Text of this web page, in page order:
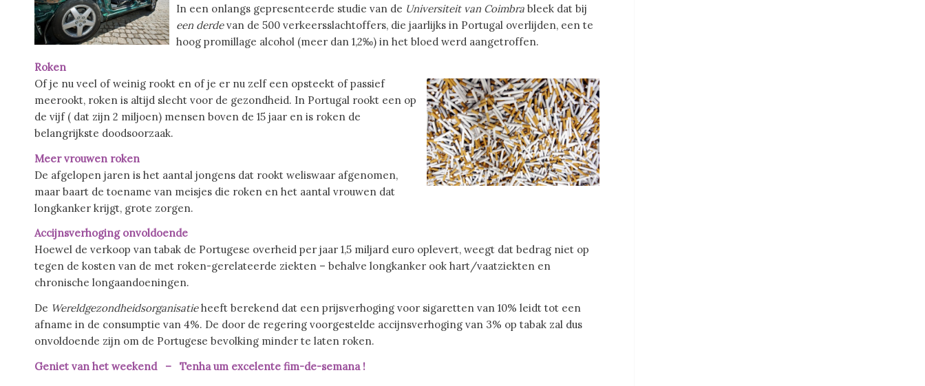
In een onlangs gepresenteerde studie van de Universiteit van Coimbra bleek dat bij
een derdevan de 500 verkeersslachtoffers, die jaarlijks in Portugal overlijden, een te
hoog promillage alcohol (meer dan 1,2‰) in het bloed werd aangetroffen.
Roken
Of je nu veel of weinig rookt en of je er nu zelf een opsteekt of passief
meerookt, roken is altijd slecht voor de gezondheid. In Portugal rookt een op
de vijf ( dat zijn 2 miljoen) mensen boven de 15 jaar en is roken de
belangrijkste doodsoorzaak.
Meer vrouwen roken
De afgelopen jaren is het aantal jongens dat rookt weliswaar afgenomen,
maar baart de toename van meisjes die roken en het aantal vrouwen dat
longkanker krijgt, grote zorgen.
Accijnsverhoging onvoldoende
Hoewel de verkoop van tabak de Portugese overheid per jaar 1,5 miljard euro oplevert, weegt dat bedrag niet op
tegen de kosten van de met roken-gerelateerde ziekten – behalve longkanker ook hart/vaatziekten en
chronische longaandoeningen.
De Wereldgezondheidsorganisatieheeft berekend dat een prijsverhoging voor sigaretten van 10% leidt tot een
afname in de consumptie van 4%. De door de regering voorgestelde accijnsverhoging van 3% op tabak zal dus
onvoldoende zijn om de Portugese bevolking minder te laten roken.
Geniet van het weekend – Tenha um excelente fim-de-semana !